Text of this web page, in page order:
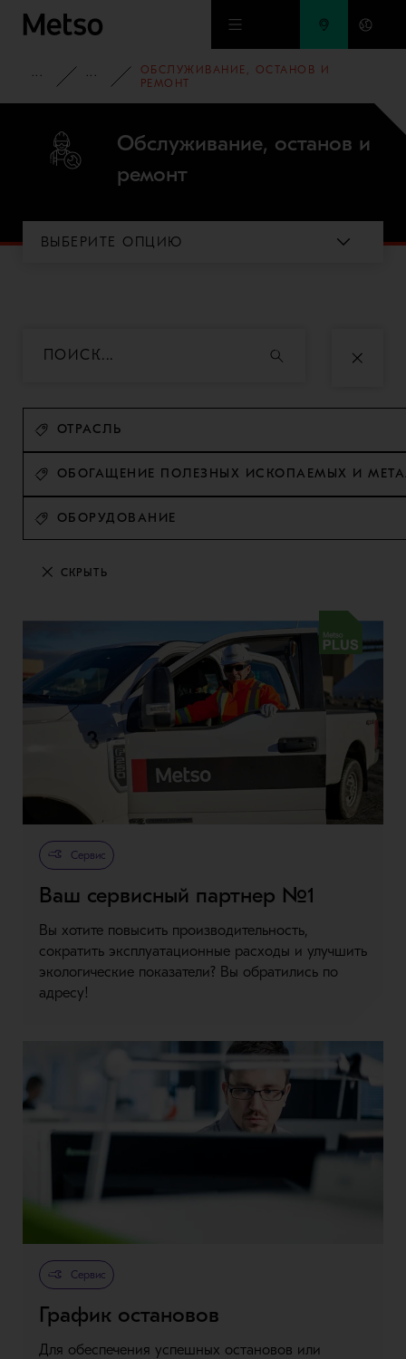
Перейти к основному содержимому
ОБОРУДОВАНИЕ И СЕРВИС
СЕРВИСНЫЕ ПРЕДЛОЖЕНИЯ
ОБСЛУЖИВАНИЕ, ОСТАНОВ И
РЕМОНТ
Обслуживание, останов и
ремонт
ВЫБЕРИТЕ ОПЦИЮ
СКРЫТЬ
ОТРАСЛЬ
ОБОГАЩЕНИЕ ПОЛЕЗНЫХ ИСКОПАЕМЫХ И
ОБОРУДОВАНИЕ
Metso Plus
Сервис
Ваш сервисный партнер №1
Вы хотите повысить производительность,
сократить эксплуатационные расходы и улучшить
экологические показатели? Вы обратились по
адресу!
Сервис
График остановов
Для обеспечения успешных остановов или